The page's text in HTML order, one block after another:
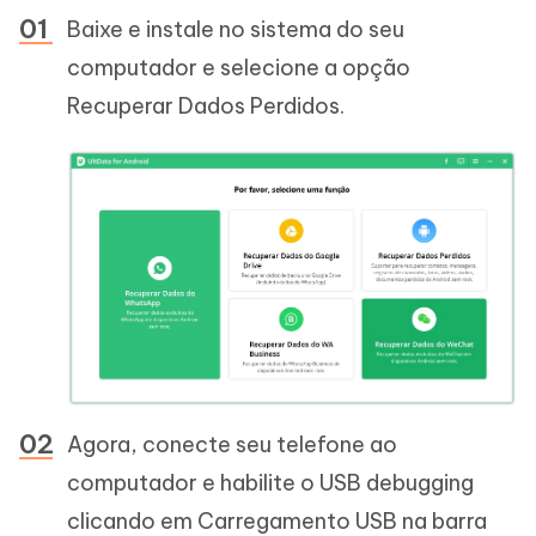
Baixe e instale no sistema do seu
computador e selecione a opção
Recuperar Dados Perdidos.
Agora, conecte seu telefone ao
computador e habilite o USB debugging
clicando em Carregamento USB na barra